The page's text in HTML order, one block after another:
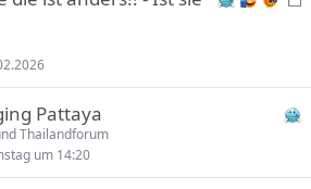
e
r
Pattaya
Thailandforum
um 14:20